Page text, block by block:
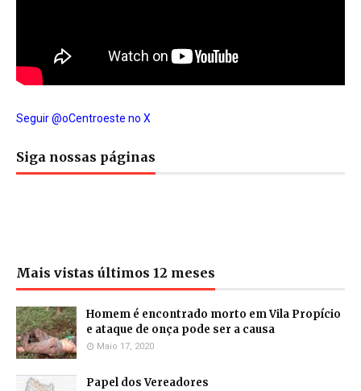
Seguir @oCentroeste no X
Siga nossas páginas
Mais vistas últimos 12 meses
Homem é encontrado morto em Vila Propício
e ataque de onça pode ser a causa
Maio 17, 2020
Papel dos Vereadores